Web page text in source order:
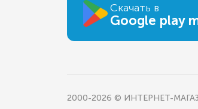
Скачать в
Google play
2000-2026 © ИНТЕРНЕТ-